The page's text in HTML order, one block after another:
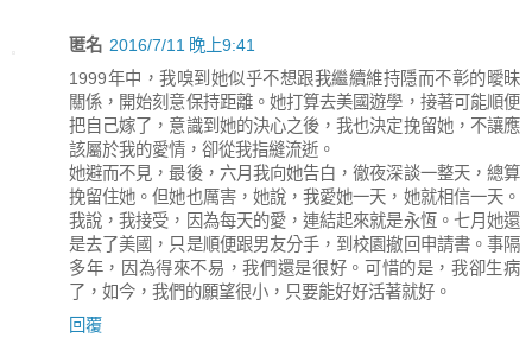
匿名 2016/7/11 晚上9:41
1999年中，我嗅到她似乎不想跟我繼續維持隱而不彰的曖昧
關係，開始刻意保持距離。她打算去美國遊學，接著可能順便
把自己嫁了，意識到她的決心之後，我也決定挽留她，不讓應
該屬於我的愛情，卻從我指縫流逝。
她避而不見，最後，六月我向她告白，徹夜深談一整天，總算
挽留住她。但她也厲害，她說，我愛她一天，她就相信一天。
我說，我接受，因為每天的愛，連結起來就是永恆。七月她還
是去了美國，只是順便跟男友分手，到校園撤回申請書。事隔
多年，因為得來不易，我們還是很好。可惜的是，我卻生病
了，如今，我們的願望很小，只要能好好活著就好。
回覆